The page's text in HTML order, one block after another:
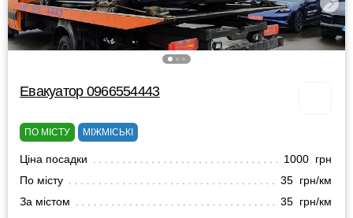
Евакуатор 0966554443
ПО МІСТУ МІЖМІСЬКІ
Ціна посадки
1000 грн
По місту
35 грн/км
За містом
35 грн/км